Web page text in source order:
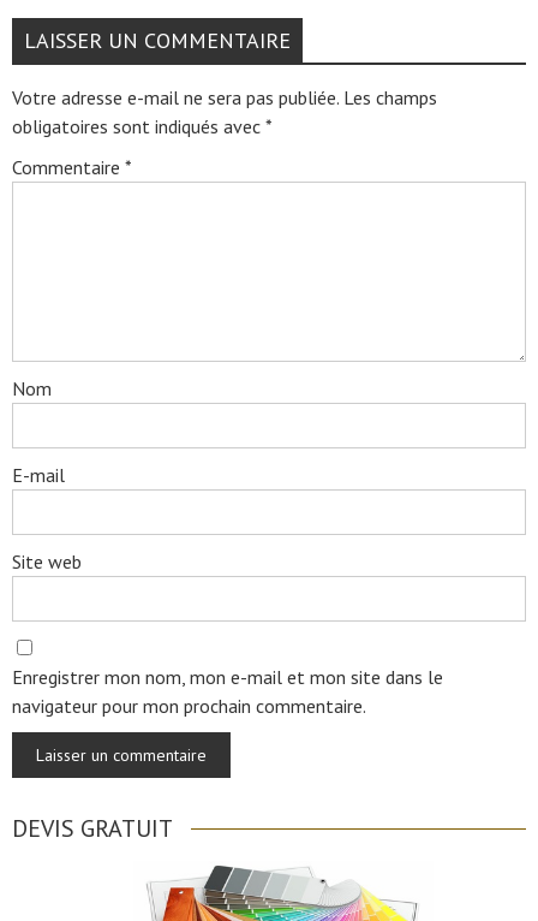
LAISSER UN COMMENTAIRE
Votre adresse e-mail ne sera pas publiée. Les champs
obligatoires sont indiqués avec *
Commentaire *
Nom
E-mail
Site web
Enregistrer mon nom, mon e-mail et mon site dans le
navigateur pour mon prochain commentaire.
DEVIS GRATUIT